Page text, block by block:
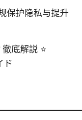
保护隐私与提升
底解説 ⭐
ド